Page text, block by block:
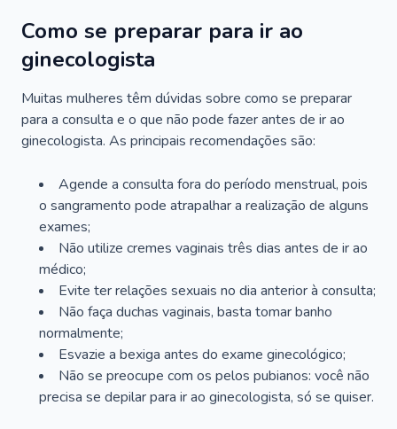
Como se preparar para ir ao
ginecologista
Muitas mulheres têm dúvidas sobre como se preparar
para a consulta e o que não pode fazer antes de ir ao
ginecologista. As principais recomendações são:
Agende a consulta fora do período menstrual, pois
o sangramento pode atrapalhar a realização de alguns
exames;
Não utilize cremes vaginais três dias antes de ir ao
médico;
Evite ter relações sexuais no dia anterior à consulta;
Não faça duchas vaginais, basta tomar banho
normalmente;
Esvazie a bexiga antes do exame ginecológico;
Não se preocupe com os pelos pubianos: você não
precisa se depilar para ir ao ginecologista, só se quiser.